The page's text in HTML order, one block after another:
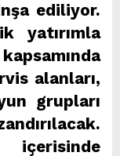
ediliyor.
yatırımla
alanları,
grupları